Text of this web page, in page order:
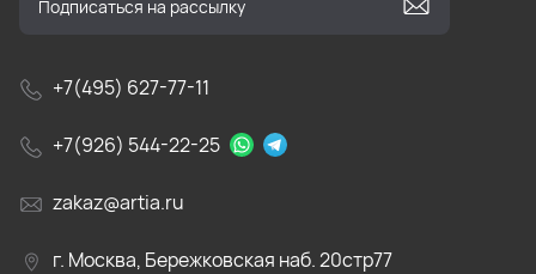
+7(495) 627-77-11
+7(926) 544-22-25
zakaz@artia.ru
г. Москва, Бережковская наб. 20стр77